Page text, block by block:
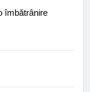
îmbătrânire